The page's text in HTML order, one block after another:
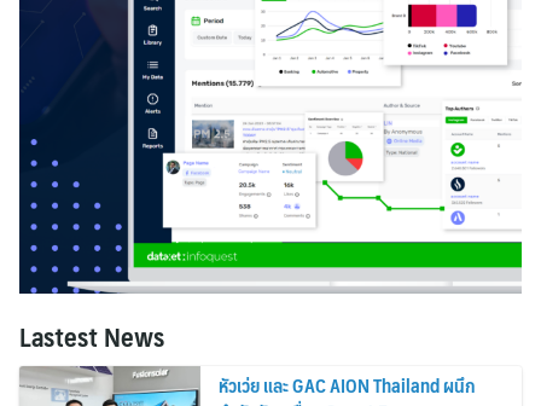
Lastest News
หัวเว่ย และ GAC AION Thailand ผนึก